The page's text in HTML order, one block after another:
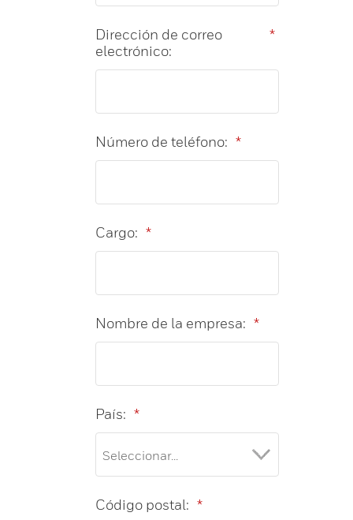
*
Dirección de correo
electrónico:
*
Número de teléfono:
*
Cargo:
*
Nombre de la empresa:
*
País:
*
Código postal: